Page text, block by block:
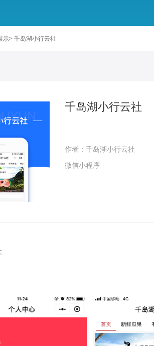
示> 千岛湖小行云社
千岛湖小行云社
作者：千岛湖小行云社
微信小程序